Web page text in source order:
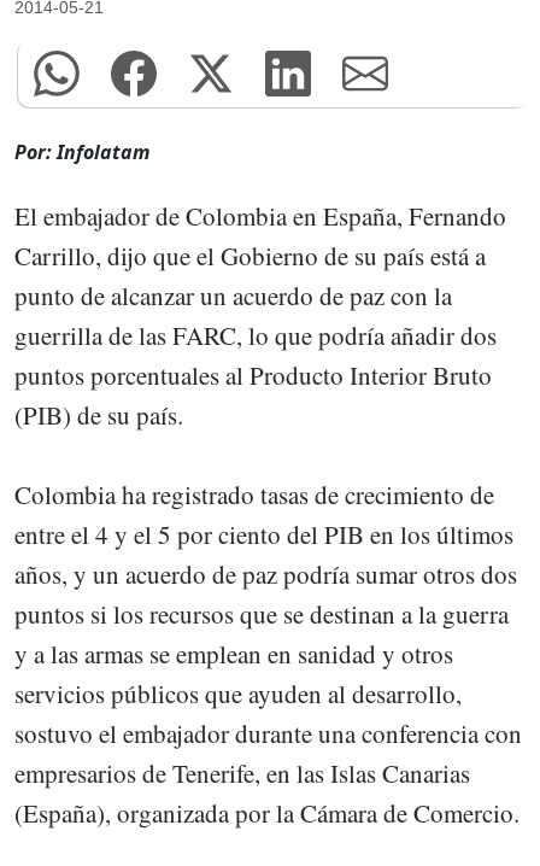
2014-05-21
Por: Infolatam
El embajador de Colombia en España, Fernando
Carrillo, dijo que el Gobierno de su país está a
punto de alcanzar un acuerdo de paz con la
guerrilla de las FARC, lo que podría añadir dos
puntos porcentuales al Producto Interior Bruto
(PIB) de su país.
Colombia ha registrado tasas de crecimiento de
entre el 4 y el 5 por ciento del PIB en los últimos
años, y un acuerdo de paz podría sumar otros dos
puntos si los recursos que se destinan a la guerra
y a las armas se emplean en sanidad y otros
servicios públicos que ayuden al desarrollo,
sostuvo el embajador durante una conferencia con
empresarios de Tenerife, en las Islas Canarias
(España), organizada por la Cámara de Comercio.